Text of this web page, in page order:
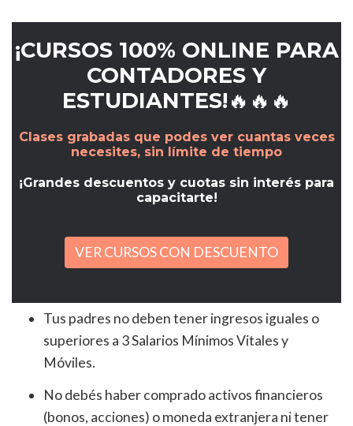
¡CURSOS 100% ONLINE PARA
CONTADORES Y
ESTUDIANTES!🔥🔥🔥
Clases grabadas que podes ver cuantas veces
necesites, sin límite de tiempo
¡Grandes descuentos y cuotas sin interés para
capacitarte!
VER CURSOS CON DESCUENTO
Tus padres no deben tener ingresos iguales o
superiores a 3 Salarios Mínimos Vitales y
Móviles.
No debés haber comprado activos financieros
(bonos, acciones) o moneda extranjera ni tener